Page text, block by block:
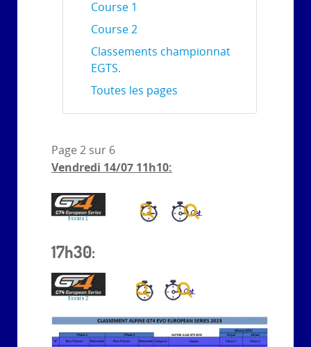
Course 1
Course 2
Classements championnat
EGTS.
Toutes les pages
Page 2 sur 6
Vendredi 14/07 11h10:
17h30: